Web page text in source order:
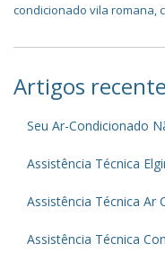
condicionado vila romana,
Artigos
Seu Ar-Condicionado
Assistência Técnica
Assistência Técnica Ar
Assistência Técnica